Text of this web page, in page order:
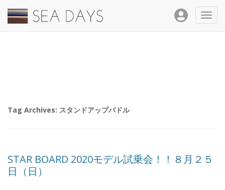
Tag Archives: スタンドアップパドル
STAR BOARD 2020モデル試乗会！！８月２５
日（日）